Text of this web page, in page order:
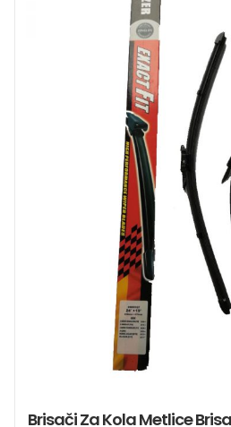
Brisači Za Kola Metlice